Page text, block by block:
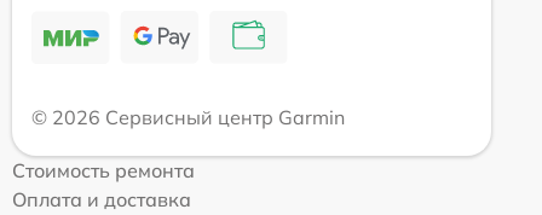
© 2026 Сервисный центр Garmin
Стоимость ремонта
Оплата и доставка